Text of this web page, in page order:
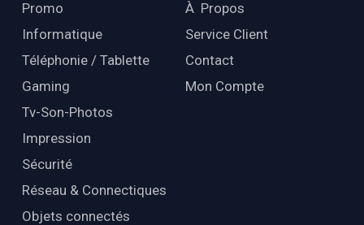
Promo
Informatique
Téléphonie / Tablette
Gaming
Tv-Son-Photos
Impression
Sécurité
Réseau & Connectiques
Objets connectés
À Propos
Service Client
Contact
Mon Compte